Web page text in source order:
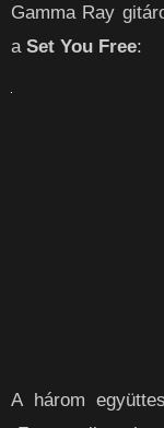
Gamma Ray
a Set You Free:
A három